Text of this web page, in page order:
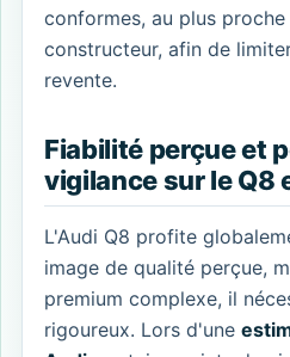
conformes, au plus
constructeur, afin de
revente.
Fiabilité perçue et
vigilance sur le Q8
L'Audi Q8 profite
image de qualité perçue,
premium complexe, il
rigoureux. Lors d'une